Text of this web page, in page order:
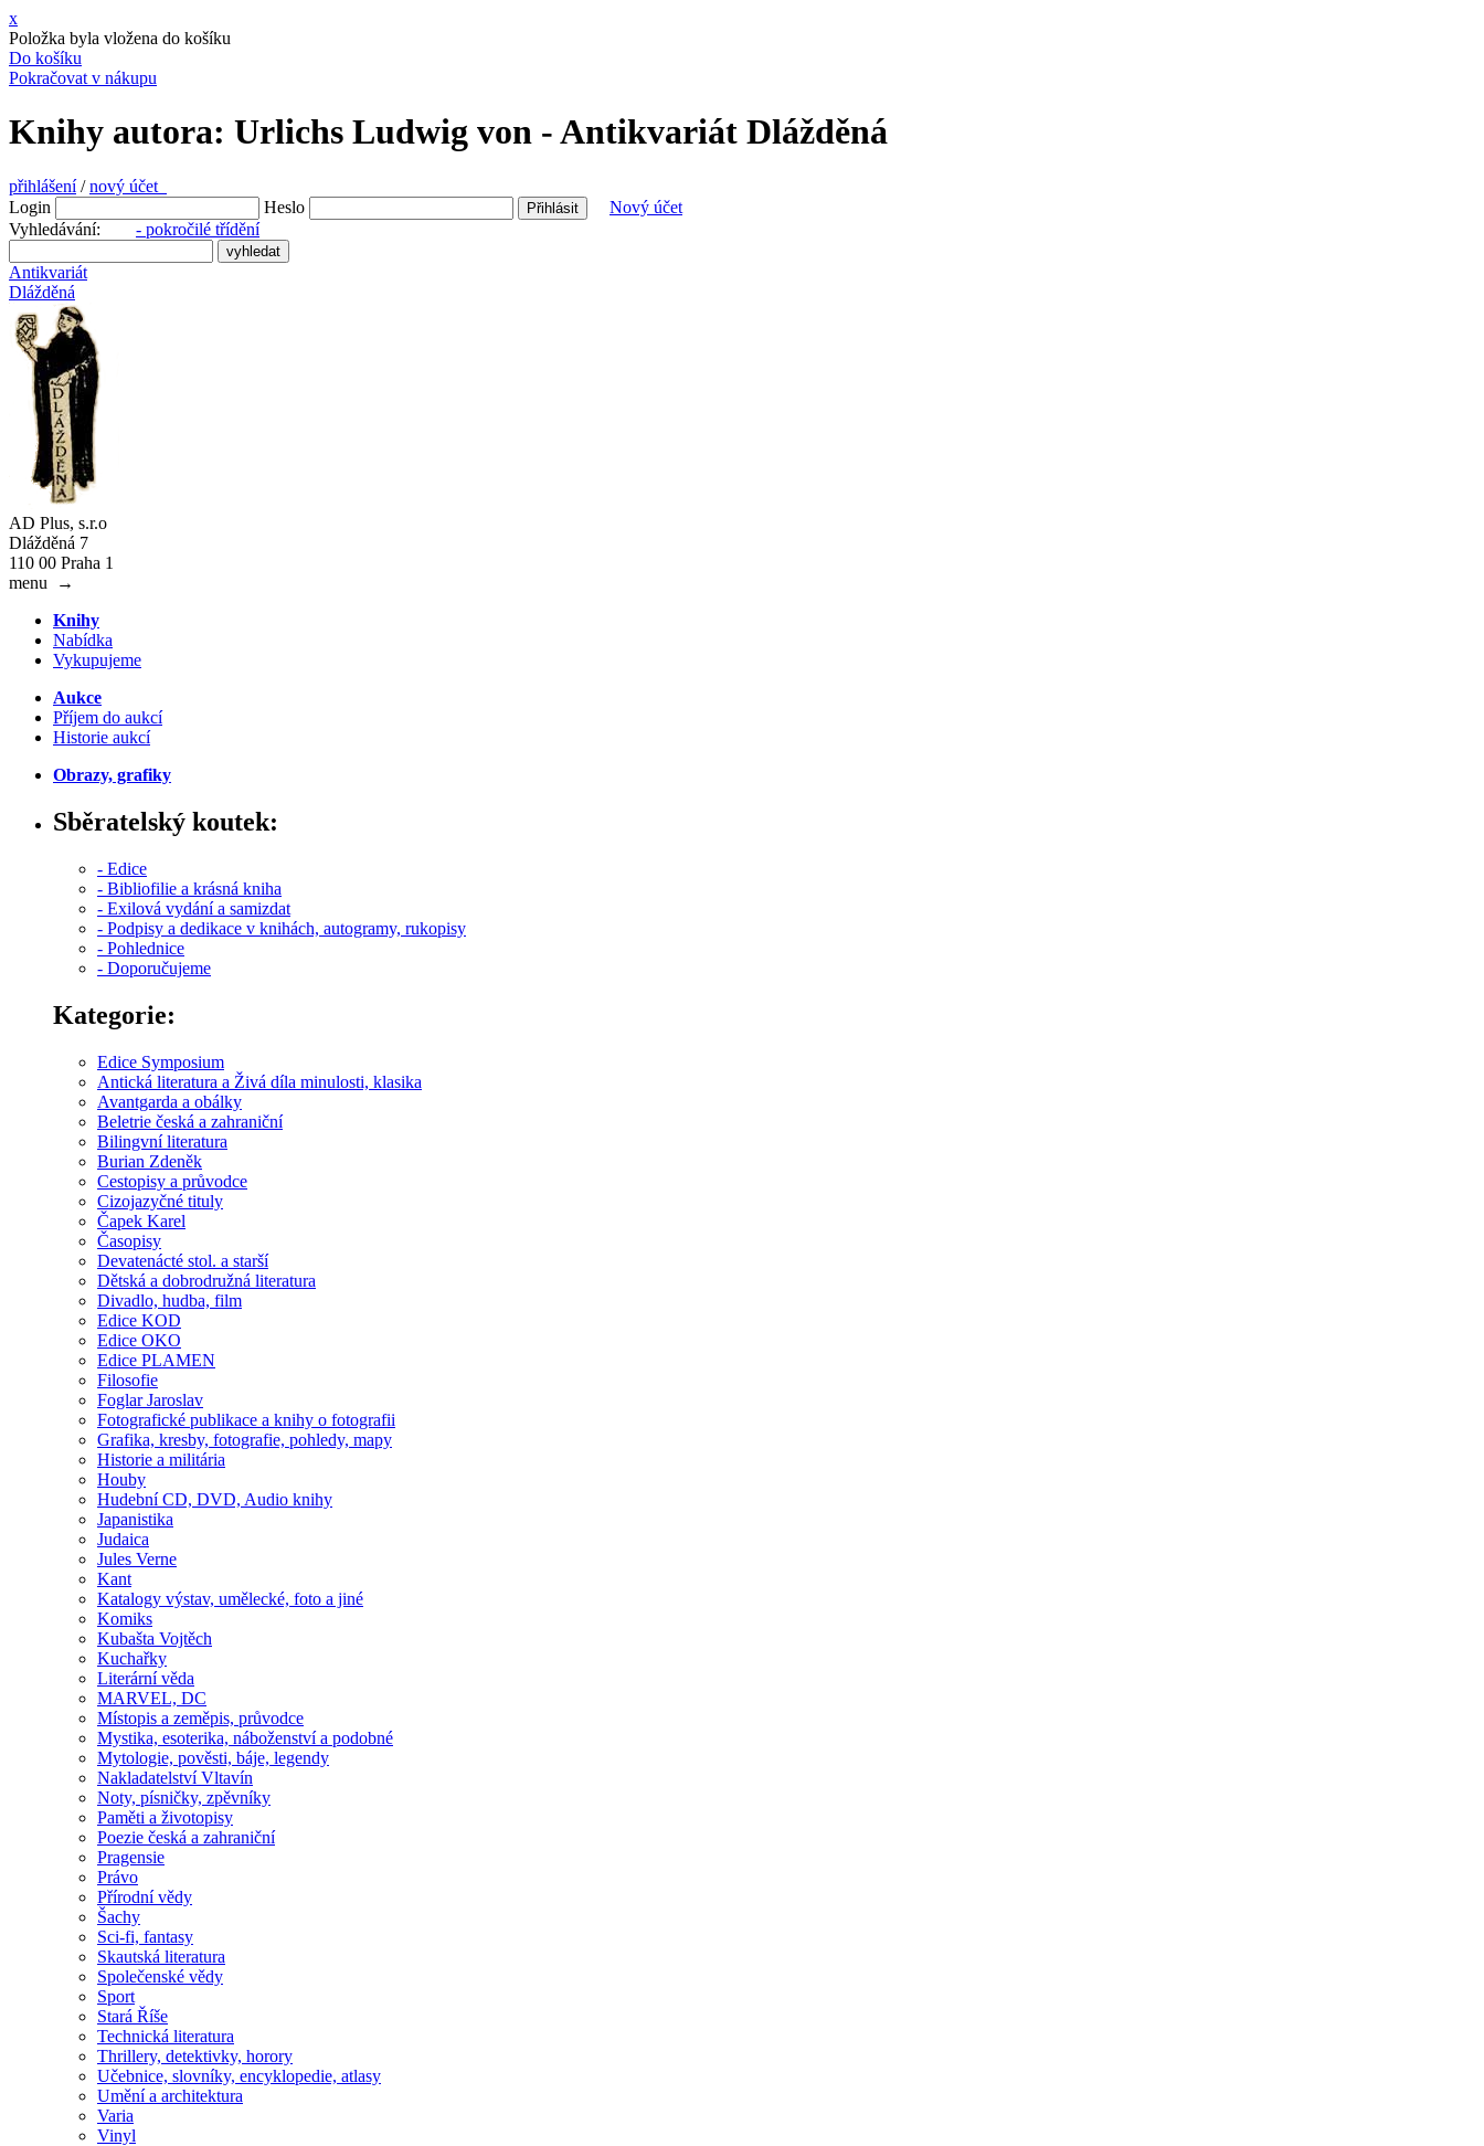
x
Položka byla vložena do košíku
Do košíku
Pokračovat v nákupu
Knihy autora: Urlichs Ludwig von - Antikvariát Dlážděná
přihlášení/nový účet
Login
Heslo
Nový účet
Vyhledávání: - pokročilé třídění
Antikvariát
Dlážděná
AD Plus, s.r.o
Dlážděná 7
110 00 Praha 1
menu
→
Knihy
Nabídka
Vykupujeme
Aukce
Příjem do aukcí
Historie aukcí
Obrazy, grafiky
Sběratelský koutek:
- Edice
- Bibliofilie a krásná kniha
- Exilová vydání a samizdat
- Podpisy a dedikace v knihách, autogramy, rukopisy
- Pohlednice
- Doporučujeme
Kategorie:
Edice Symposium
Antická literatura a Živá díla minulosti, klasika
Avantgarda a obálky
Beletrie česká a zahraniční
Bilingvní literatura
Burian Zdeněk
Cestopisy a průvodce
Cizojazyčné tituly
Čapek Karel
Časopisy
Devatenácté stol. a starší
Dětská a dobrodružná literatura
Divadlo, hudba, film
Edice KOD
Edice OKO
Edice PLAMEN
Filosofie
Foglar Jaroslav
Fotografické publikace a knihy o fotografii
Grafika, kresby, fotografie, pohledy, mapy
Historie a militária
Houby
Hudební CD, DVD, Audio knihy
Japanistika
Judaica
Jules Verne
Kant
Katalogy výstav, umělecké, foto a jiné
Komiks
Kubašta Vojtěch
Kuchařky
Literární věda
MARVEL, DC
Místopis a zeměpis, průvodce
Mystika, esoterika, náboženství a podobné
Mytologie, pověsti, báje, legendy
Nakladatelství Vltavín
Noty, písničky, zpěvníky
Paměti a životopisy
Poezie česká a zahraniční
Pragensie
Právo
Přírodní vědy
Šachy
Sci-fi, fantasy
Skautská literatura
Společenské vědy
Sport
Stará Říše
Technická literatura
Thrillery, detektivky, horory
Učebnice, slovníky, encyklopedie, atlasy
Umění a architektura
Varia
Vinyl